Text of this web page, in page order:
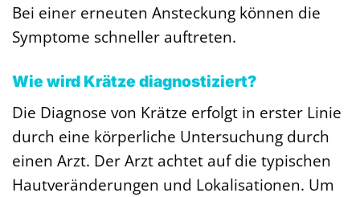
Bei einer erneuten Ansteckung können die
Symptome schneller auftreten.
Wie wird Krätze diagnostiziert?
Die Diagnose von Krätze erfolgt in erster Linie
durch eine körperliche Untersuchung durch
einen Arzt. Der Arzt achtet auf die typischen
Hautveränderungen und Lokalisationen. Um